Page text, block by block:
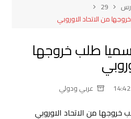
29
من الاتحاد الاوروبي
طلب خروجها
عربي ودولي